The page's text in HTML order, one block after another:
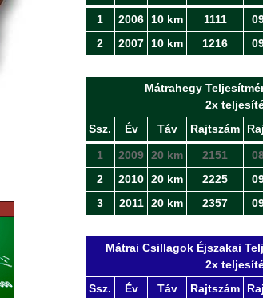
1 2006 10 km 1111
2
2007 10 km 1216
Mátrahegy
2x
Ssz.
Év Táv Rajtszám
1 2009 20 km 2151
2
2010 20 km 2225
3
2011 20 km 2357
Mátrai Csillagok Éjszakai
2x
Ssz.
Év Táv Rajtszám